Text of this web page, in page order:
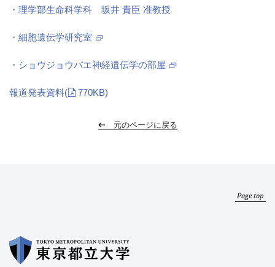
・理学部生命科学科 坂井 貴臣 准教授
・細胞遺伝学研究室
・ショウジョウバエ神経遺伝学の部屋
報道発表資料( 770KB)
元のページに戻る
Page top